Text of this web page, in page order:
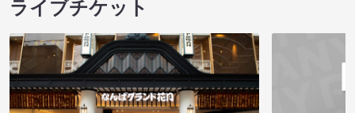
ライブチケット